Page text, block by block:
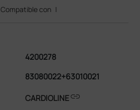
Compatible con |
4200278
83080022+63010021
CARDIOLINElink